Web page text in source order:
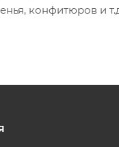
конфитюров и